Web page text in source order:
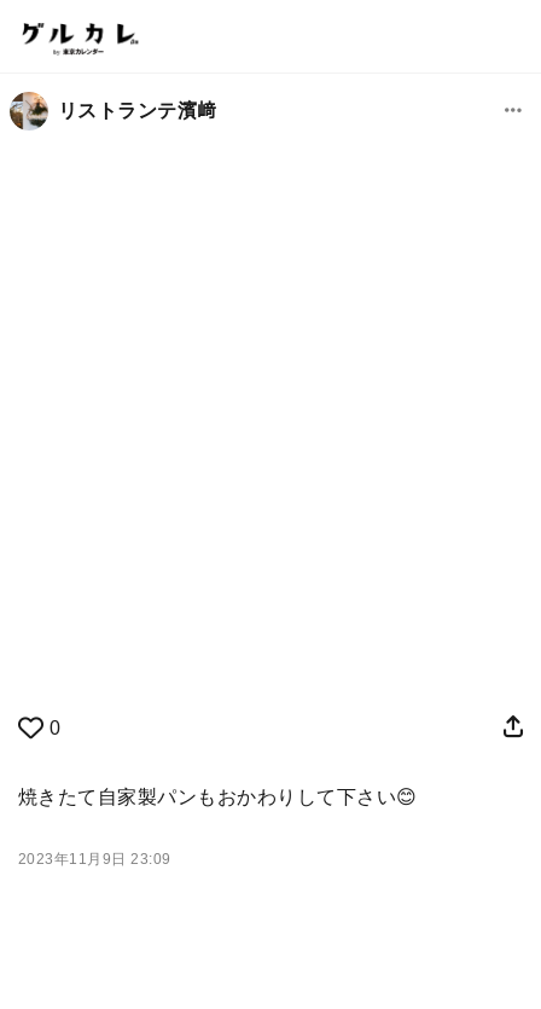
リストランテ濱﨑
0
焼きたて自家製パンもおかわりして下さい😊
2023年11月9日 23:09